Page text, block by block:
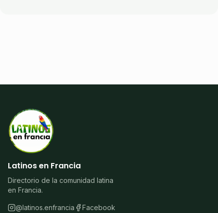
Latinos en Francia
Directorio de la comunidad latina
en Francia.
@latinos.enfrancia Facebook